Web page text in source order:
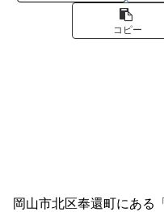
コピー
岡山市北区奉還町にある「